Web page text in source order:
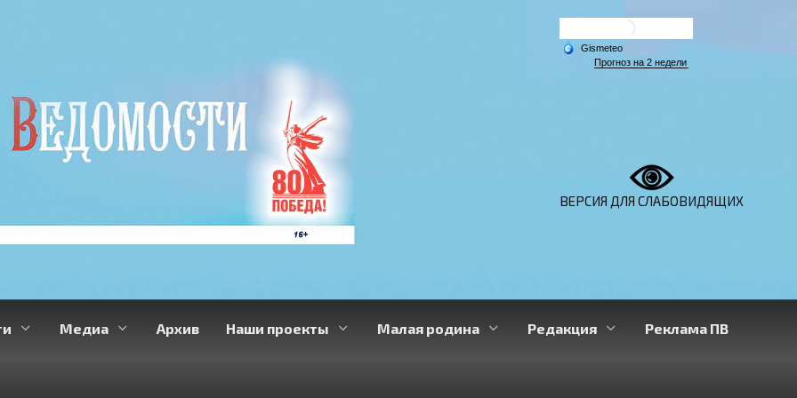
ВЕРСИЯ ДЛЯ СЛАБОВИДЯЩИХ
Медиа Архив Наши проекты Малая родина Редакция Реклама ПВ